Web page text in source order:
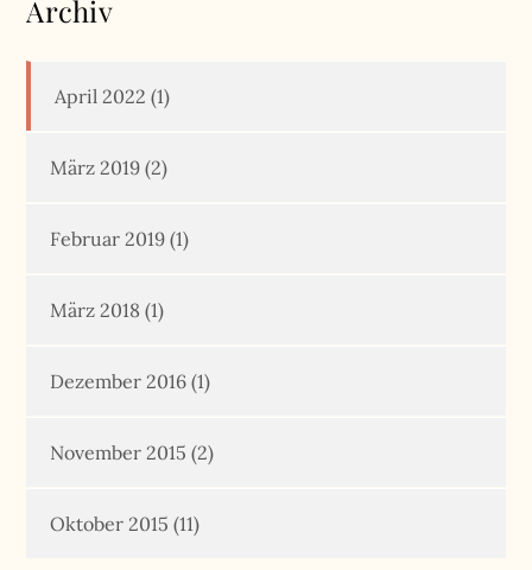
Archiv
April 2022 (1)
März 2019 (2)
Februar 2019 (1)
März 2018 (1)
Dezember 2016 (1)
November 2015 (2)
Oktober 2015 (11)